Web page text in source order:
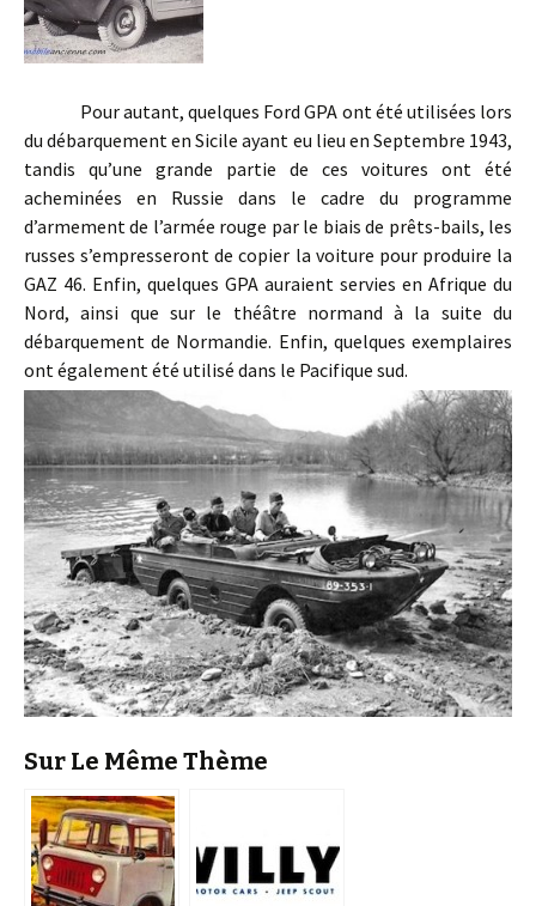
Pour autant, quelques Ford GPA ont été utilisées lors
du débarquement en Sicile ayant eu lieu en Septembre 1943,
tandis qu’une grande partie de ces voitures ont été
acheminées en Russie dans le cadre du programme
d’armement de l’armée rouge par le biais de prêts-bails, les
russes s’empresseront de copier la voiture pour produire la
GAZ 46. Enfin, quelques GPA auraient servies en Afrique du
Nord, ainsi que sur le théâtre normand à la suite du
débarquement de Normandie. Enfin, quelques exemplaires
ont également été utilisé dans le Pacifique sud.
Sur Le Même Thème